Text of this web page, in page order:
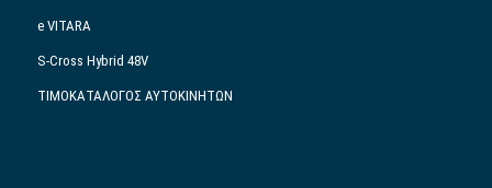
e VITARA
S-Cross Hybrid 48V
ΤΙΜΟΚΑΤΑΛΟΓΟΣ ΑΥΤΟΚΙΝΗΤΩΝ